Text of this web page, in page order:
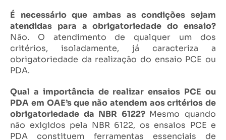
É necessário que ambas as condições sejam
atendidas para a obrigatoriedade do ensaio?
Não. O atendimento de qualquer um dos
critérios, isoladamente, já caracteriza a
obrigatoriedade da realização do ensaio PCE ou
PDA.
Qual a importância de realizar ensaios PCE ou
PDA em OAE’s que não atendem aos critérios de
obrigatoriedade da NBR 6122? Mesmo quando
não exigidos pela NBR 6122, os ensaios PCE e
PDA constituem ferramentas essenciais de